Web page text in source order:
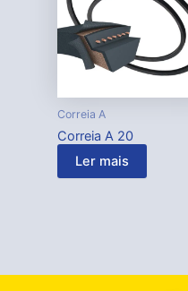
Correia A
Correia A 20
Ler mais